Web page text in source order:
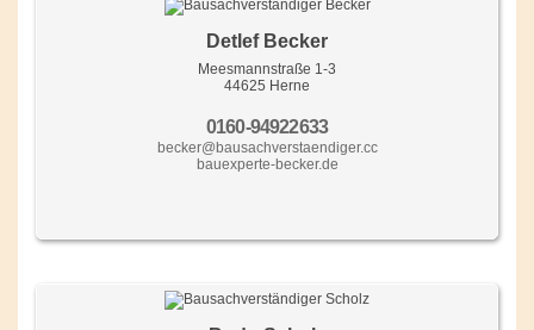
Detlef Becker
Meesmannstraße 1-3
44625 Herne
0160-94922633
becker@bausachverstaendiger.cc
bauexperte-becker.de